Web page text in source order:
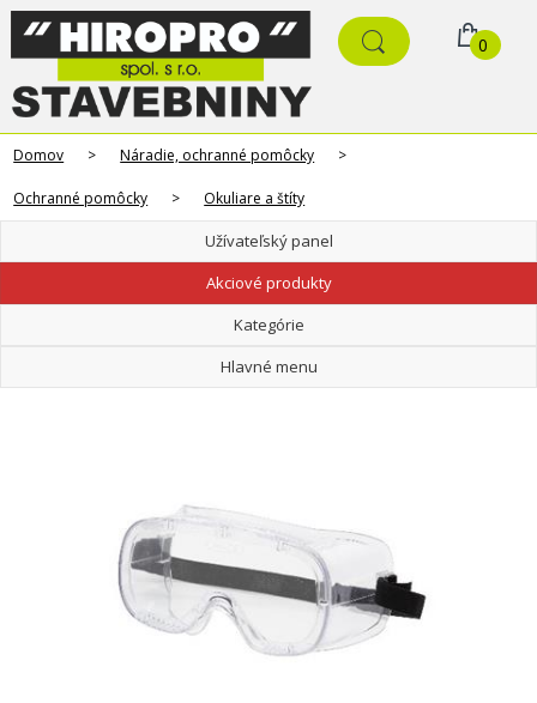
0
Domov > Náradie, ochranné pomôcky >
Ochranné pomôcky > Okuliare a štíty
Užívateľský panel
Akciové produkty
Kategórie
Hlavné menu